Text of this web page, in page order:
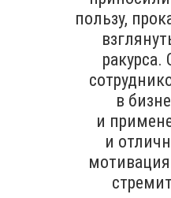
пользу,
ракурса.
в
и
и